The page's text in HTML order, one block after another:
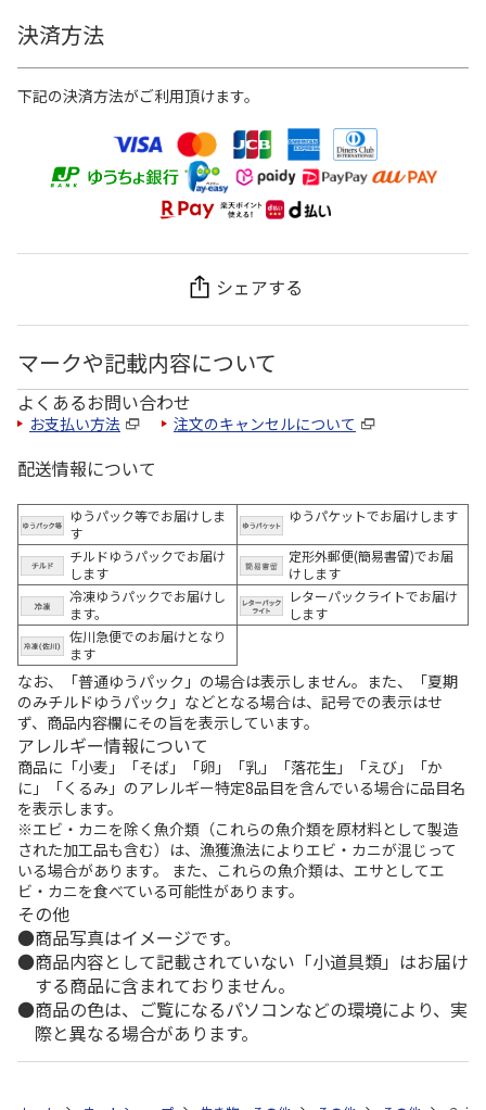
決済方法
下記の決済方法がご利用頂けます。
シェアする
マークや記載内容について
よくあるお問い合わせ
お支払い方法 注文のキャンセルについて
配送情報について
ゆうパック等でお届けしま
す
ゆうパケットでお届けします
チルドゆうパックでお届け
します
定形外郵便(簡易書留)でお届
けします
冷凍ゆうパックでお届けし
ます。
レターパックライトでお届け
します
佐川急便でのお届けとなり
ます
なお、「普通ゆうパック」の場合は表示しません。また、「夏期
のみチルドゆうパック」などとなる場合は、記号での表示はせ
ず、商品内容欄にその旨を表示しています。
アレルギー情報について
商品に「小麦」「そば」「卵」「乳」「落花生」「えび」「か
に」「くるみ」のアレルギー特定8品目を含んでいる場合に品目名
を表示します。
※エビ・カニを除く魚介類（これらの魚介類を原材料として製造
された加工品も含む）は、漁獲漁法によりエビ・カニが混じって
いる場合があります。 また、これらの魚介類は、エサとしてエ
ビ・カニを食べている可能性があります。
その他
商品写真はイメージです。
商品内容として記載されていない「小道具類」はお届け
する商品に含まれておりません。
商品の色は、ご覧になるパソコンなどの環境により、実
際と異なる場合があります。